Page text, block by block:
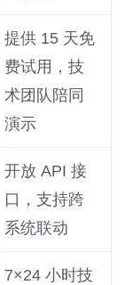
提供 15 天免
费试用，技
术团队陪同
演示
开放 API 接
口，支持跨
系统联动
7×24 小时技